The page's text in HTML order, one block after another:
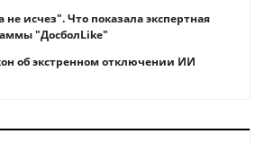
исчез". Что показала экспертная
"ДосболLike"
об экстренном отключении ИИ